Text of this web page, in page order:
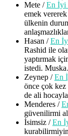
Mete /En İyi
emek
ülkenin
Hasan /En
Rashid ile
yaptırmak
istedi.
Zeynep /En
önce çok kez
de ali
Menderes /
güvenilirmi
İsimsiz /En